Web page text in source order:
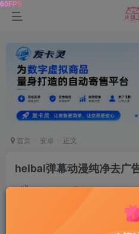
首页 安卓 正文
heibai弹幕动漫纯净去广
鹿鸣